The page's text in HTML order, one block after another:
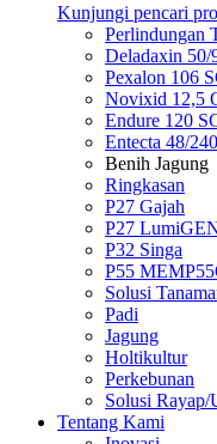
Kunjungi pencari
Perlindungan
Deladaxin 50/
Pexalon 106
Novixid 12,5
Endure 120
Entecta 48/
Benih Jagung
Ringkasan
P27 Gajah
P27
P32 Singa
P55
Solusi
Padi
Jagung
Holtikultur
Perkebunan
Solusi Rayap/
Tentang Kami